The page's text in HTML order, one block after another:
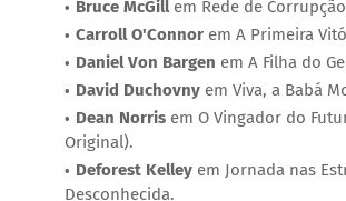
Bruce McGill em Rede de
Carroll O'Connor em A Primeira
Daniel Von Bargen em A Filha do
David Duchovny em Viva, a Babá
Dean Norris em O Vingador do
Original).
Deforest Kelleyem Jornada nas
Desconhecida.